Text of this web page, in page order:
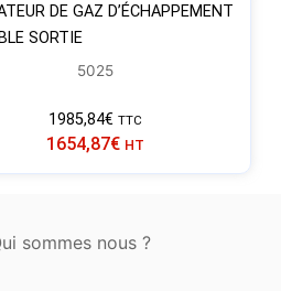
DE GAZ D’ÉCHAPPEMENT
SORTIE
5025
1985,84€ TTC
1654,87€ HT
sommes nous ?